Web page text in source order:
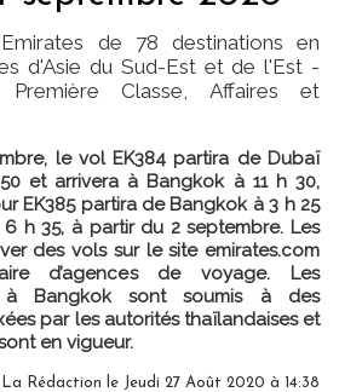
de 78 destinations en
d'Asie du Sud-Est et de l'Est -
Première Classe, Affaires et
le vol EK384 partira de Dubaï
et arrivera à Bangkok à 11 h 30,
EK385 partira de Bangkok à 3 h 25
h 35, à partir du 2 septembre. Les
des vols sur le site emirates.com
d’agences de voyage. Les
à Bangkok sont soumis à des
par les autorités thaïlandaises et
en vigueur.
La Rédaction le Jeudi 27 Août 2020 à 14:38